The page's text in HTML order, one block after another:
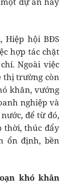
Hiệp hội BĐS
hợp tác chặt
Ngoài việc
thị trường còn
khăn, vướng
nghiệp và
để từ đó,
thời, thúc đẩy
ổn định, bền
khó khăn